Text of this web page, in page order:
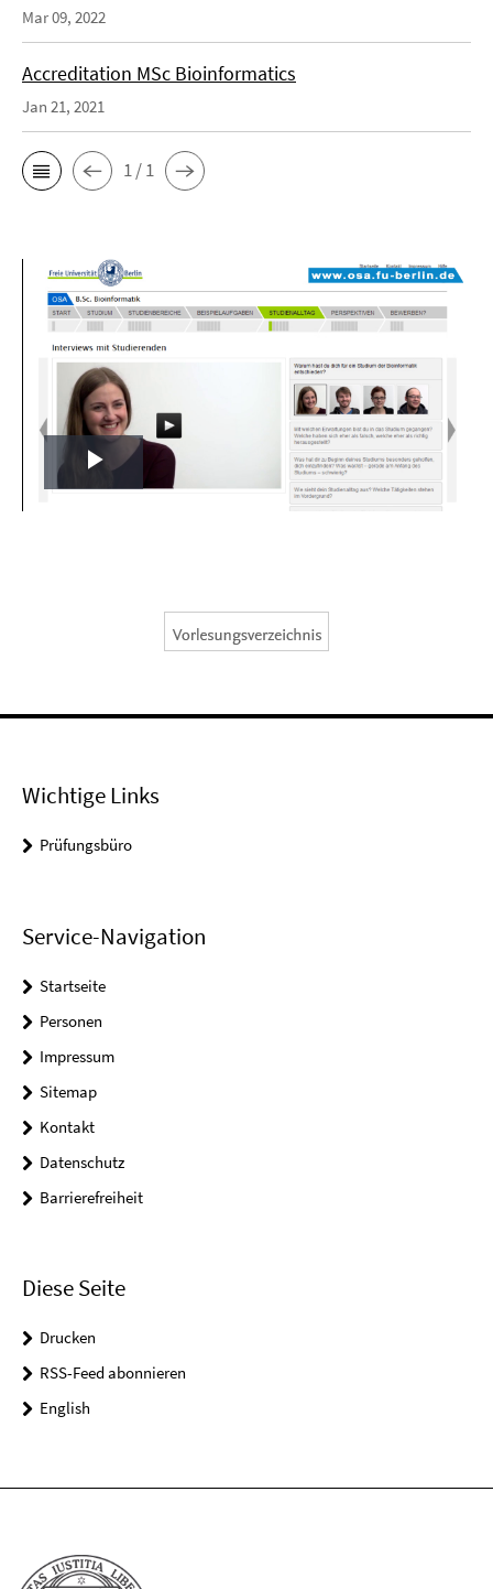
Mar 09, 2022
Accreditation MSc Bioinformatics
Jan 21, 2021
1 / 1
Play
Wichtige Links
Prüfungsbüro
Service-Navigation
Startseite
Personen
Impressum
Sitemap
Kontakt
Datenschutz
Barrierefreiheit
Diese Seite
Drucken
RSS-Feed abonnieren
English